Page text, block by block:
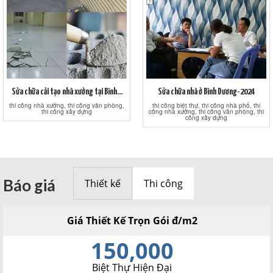
Sửa chữa cải tạo nhà xưởng tại Bình...
thi công nhà xưởng, thi công văn phòng,
thi công xây dựng
Sửa chữa nhà ở Bình Dương-2024
thi công biệt thự, thi công nhà phố, thi
công nhà xưởng, thi công văn phòng, thi
công xây dựng
Báo giá Thiết kế Thi công
Giá Thiết Kế Trọn Gói đ/m2
150,000
Biệt Thự Hiện Đại